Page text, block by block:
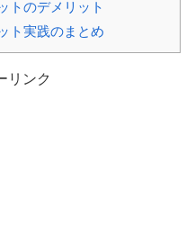
トのデメリット
ト実践のまとめ
リンク